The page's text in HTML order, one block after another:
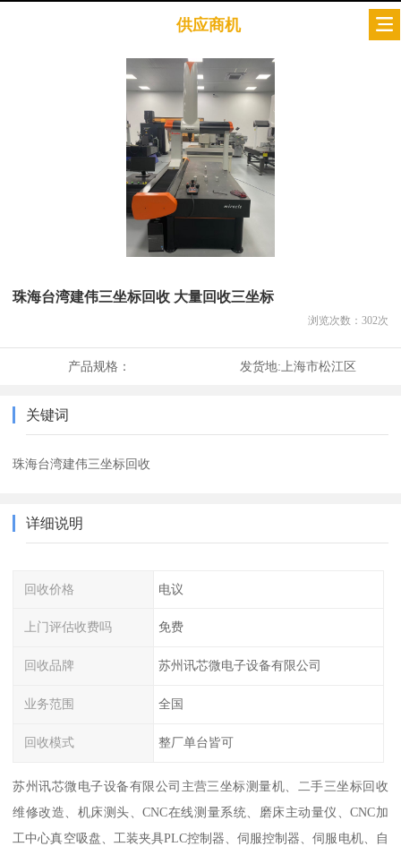
供应商机
珠海台湾建伟三坐标回收 大量回收三坐标
浏览次数： 302次
产品规格： 发货地:上海市松江区
关键词
珠海台湾建伟三坐标回收
详细说明
回收价格 电议
上门评估收费吗 免费
回收品牌 苏州讯芯微电子设备有限公司
业务范围 全国
回收模式 整厂单台皆可
苏州讯芯微电子设备有限公司主营三坐标测量机、二手三坐标回收
维修改造、机床测头、CNC在线测量系统、磨床主动量仪、CNC加
工中心真空吸盘、工装夹具PLC控制器、伺服控制器、伺服电机、自